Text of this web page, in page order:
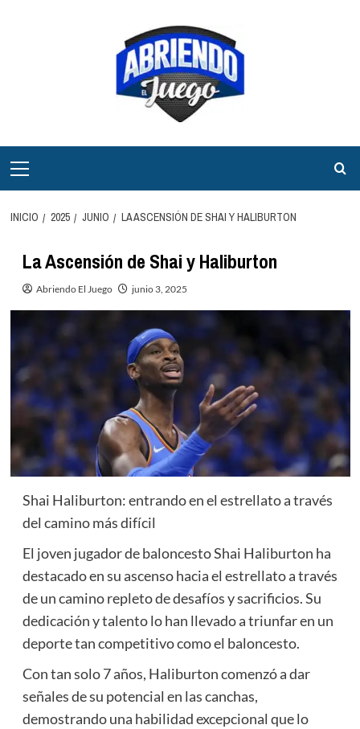
principal
INICIO 2025 JUNIO LA ASCENSIÓN DE SHAI Y HALIBURTON
La Ascensión de Shai y Haliburton
Abriendo El Juego junio 3, 2025
Shai Haliburton: entrando en el estrellato a través
del camino más difícil
El joven jugador de baloncesto Shai Haliburton ha
destacado en su ascenso hacia el estrellato a través
de un camino repleto de desafíos y sacrificios. Su
dedicación y talento lo han llevado a triunfar en un
deporte tan competitivo como el baloncesto.
Con tan solo 7 años, Haliburton comenzó a dar
señales de su potencial en las canchas,
demostrando una habilidad excepcional que lo